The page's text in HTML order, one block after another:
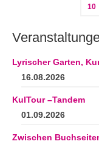
Beiträge
10
Lyrischer Garten,
16.08.2026
KulTour –Tandem
01.09.2026
Zwischen